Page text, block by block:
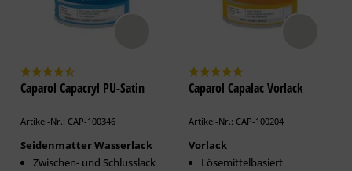
Caparol Capacryl PU-Satin
Artikel-Nr.: CAP-100346
Seidenmatter Wasserlack
Zwischen- und Schlusslack
Caparol Capalac Vorlack
Artikel-Nr.: CAP-100204
Vorlack
Lösemittelbasiert